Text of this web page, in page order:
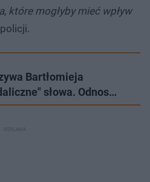
które mogłyby mieć wpływ
Bartłomieja
słowa. Odnos…